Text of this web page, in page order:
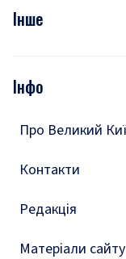
Фото
Подкасти
Інше
Тести
Інфо
Про Великий
Контакти
Редакція
Матеріали